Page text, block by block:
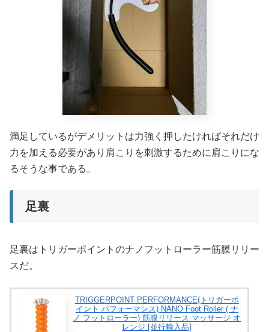
満足しているがデメリットは力強く押したければそれだけ
力を加える必要があり肩こりを刺激するために肩こりにな
るそうな事である。
足裏
足裏はトリガーポイントのナノフットローラー筋膜リリー
スだ。
TRIGGERPOINT PERFORMANCE(トリガーポ
イント パフォーマンス) NANO Foot Roller ( ナ
ノ フットローラー) 筋膜リリース マッサージ オ
レンジ [並行輸入品]